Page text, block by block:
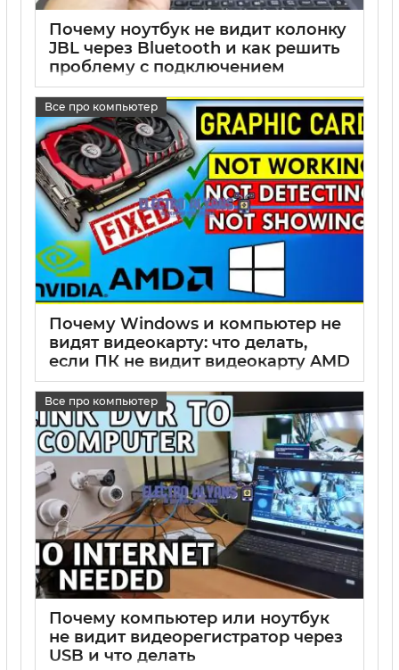
Почему ноутбук не видит колонку
JBL через Bluetooth и как решить
проблему с подключением
Все про компьютер
Почему Windows и компьютер не
видят видеокарту: что делать,
если ПК не видит видеокарту AMD
или новую видеокарту
17 05 2025 0
Все про компьютер
Почему компьютер или ноутбук
не видит видеорегистратор через
USB и что делать